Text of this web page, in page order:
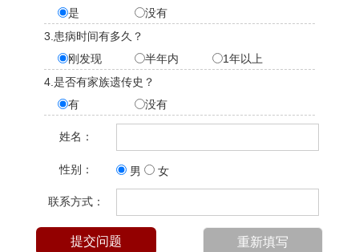
是
没有
3.患病时间有多久？
刚发现
半年内
1年以上
4.是否有家族遗传史？
有
没有
姓名：
性别： 男 女
联系方式：